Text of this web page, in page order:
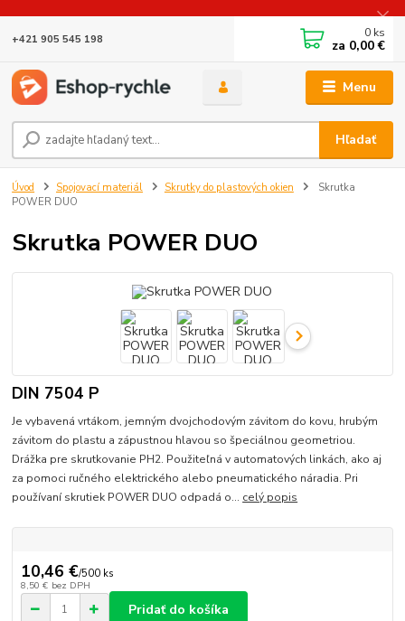
Menu
Hľadať
+421 905 545 198 0 ks
za 0,00 €
Úvod Spojovací materiál Skrutky do plastových okien
Skrutka
POWER DUO
Skrutka POWER DUO
DIN 7504 P
Je vybavená vrtákom, jemným dvojchodovým závitom do kovu, hrubým
závitom do plastu a zápustnou hlavou so špeciálnou geometriou.
Drážka pre skrutkovanie PH2. Použiteľná v automatových linkách, ako aj
za pomoci ručného elektrického alebo pneumatického náradia. Pri
používaní skrutiek POWER DUO odpadá o... celý popis
10,46 €/500 ks
8,50 € bez DPH
Pridať do košíka